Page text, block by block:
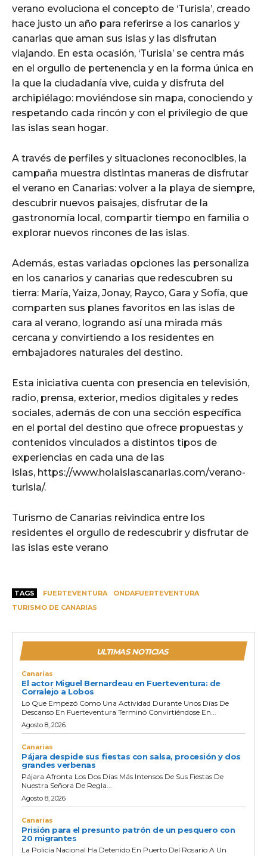
verano evoluciona el concepto de ‘Turisla’, creado
hace justo un año para referirse a los canarios y
canarias que aman sus islas y las disfrutan
viajando. En esta ocasión, ‘Turisla’ se centra más
en el orgullo de pertenencia y en la forma única en
la que la ciudadanía vive, cuida y disfruta del
archipiélago: moviéndose sin mapa, conociendo y
respetando cada rincón y con el privilegio de que
las islas sean hogar.
A través de perfiles y situaciones reconocibles, la
campaña muestra distintas maneras de disfrutar
el verano en Canarias: volver a la playa de siempre,
descubrir nuevos paisajes, disfrutar de la
gastronomía local, compartir tiempo en familia o
explorar nuevos rincones de las islas.
Además, estas variadas opciones las personaliza
en los canarios y canarias que redescubren su
tierra: María, Yaiza, Jonay, Rayco, Gara y Sofía, que
comparten sus planes favoritos en las islas de
cara al verano, logrando así una mirada más
cercana y convirtiendo a los residentes en
embajadores naturales del destino.
Esta iniciativa cuenta con presencia en televisión,
radio, prensa, exterior, medios digitales y redes
sociales, además de con una sección específica
en el portal del destino que ofrece propuestas y
contenidos vinculados a distintos tipos de
experiencias en cada una de las
islas, https://www.holaislascanarias.com/verano-
turisla/.
Turismo de Canarias reivindica entre los
residentes el orgullo de redescubrir y disfrutar de
las islas este verano
TAGS FUERTEVENTURA
ONDAFUERTEVENTURA
TURISMO DE CANARIAS
ULTIMAS NOTICIAS
Canarias
El actor Miguel Bernardeau en Fuerteventura: de
Corralejo a Lobos
Lo Que Empezó Como Una Actividad Durante Unos Días De
Descanso En Fuerteventura Terminó Convirtiéndose En...
Agosto 8, 2026
Canarias
Pájara despide sus fiestas con salsa, procesión y dos
grandes verbenas
Pájara Afronta Los Dos Días Más Intensos De Sus Fiestas De
Nuestra Señora De Regla...
Agosto 8, 2026
Canarias
Prisión para el presunto patrón de un pesquero con
20 migrantes
La Policía Nacional Ha Detenido En Puerto Del Rosario A Un